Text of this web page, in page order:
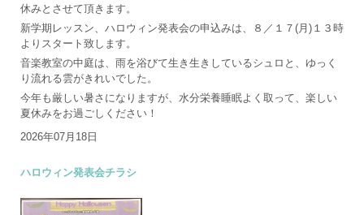
休みとさせて頂きます。
新学期レッスン、ハロウィン発表会の申込みは、８／１７(月)１３時
よりスタート致します。
音楽教室の中庭は、雨を浴びて生き生きしているシュロと、ゆっく
り流れる雲がきれいでした。
今年も厳しい暑さになりますが、水分栄養睡眠よく取って、楽しい
夏休みをお過ごしください！
2026年07月18日
ハロウィン発表会チラシ